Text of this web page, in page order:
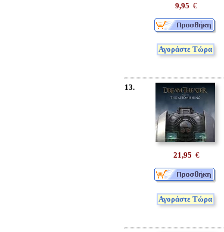
9,95 €
Αγοράστε Τώρα
13.
21,95 €
Αγοράστε Τώρα